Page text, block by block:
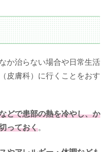
か治らない場合や日常生活
皮膚科）に行くことをおす
どで患部の熱を冷やし、か
っておく。